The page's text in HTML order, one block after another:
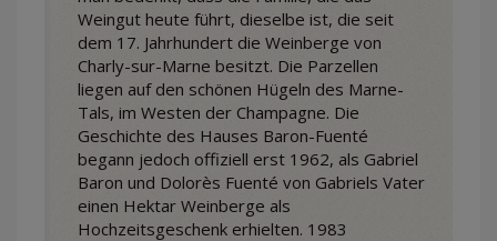
Weingut heute führt, dieselbe ist, die seit
dem 17. Jahrhundert die Weinberge von
Charly-sur-Marne besitzt. Die Parzellen
liegen auf den schönen Hügeln des Marne-
Tals, im Westen der Champagne. Die
Geschichte des Hauses Baron-Fuenté
begann jedoch offiziell erst 1962, als Gabriel
Baron und Dolorès Fuenté von Gabriels Vater
einen Hektar Weinberge als
Hochzeitsgeschenk erhielten. 1983